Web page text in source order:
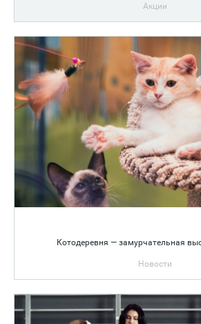
Акции
Котодеревня — замурчательная
Новости